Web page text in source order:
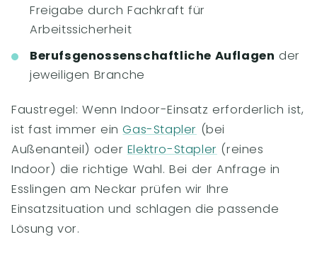
Freigabe durch Fachkraft für
Arbeitssicherheit
Berufsgenossenschaftliche Auflagen der
jeweiligen Branche
Faustregel: Wenn Indoor-Einsatz erforderlich ist,
ist fast immer einGas-Stapler (bei
Außenanteil) oder Elektro-Stapler (reines
Indoor) die richtige Wahl. Bei der Anfrage in
Esslingen am Neckar prüfen wir Ihre
Einsatzsituation und schlagen die passende
Lösung vor.